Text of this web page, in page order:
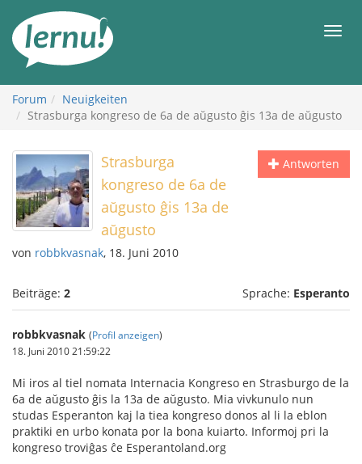
Inhalt
Forum
Neuigkeiten
Strasburga kongreso de 6a de aŭgusto ĝis 13a de aŭgusto
Antworten
Strasburga
kongreso de 6a de
aŭgusto ĝis 13a de
aŭgusto
von robbkvasnak, 18. Juni 2010
Beiträge: 2 Sprache: Esperanto
robbkvasnak (Profil anzeigen)
18. Juni 2010 21:59:22
Mi iros al tiel nomata Internacia Kongreso en Strasburgo de la
6a de aŭgusto ĝis la 13a de aŭgusto. Mia vivkunulo nun
studas Esperanton kaj la tiea kongreso donos al li la eblon
praktiki en urbo konata por la bona kuiarto. Informoj pri la
kongreso troviĝas ĉe Esperantoland.org